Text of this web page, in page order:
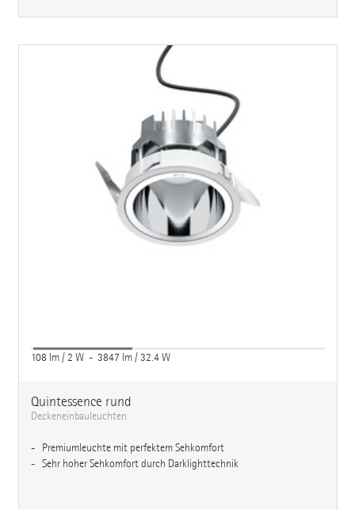
108 lm / 2 W - 3847 lm / 32.4 W
Quintessence rund
Deckeneinbauleuchten
Premiumleuchte mit perfektem Sehkomfort
Sehr hoher Sehkomfort durch Darklighttechnik